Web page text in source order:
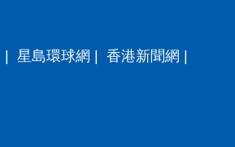
星島環球網 香港新聞網